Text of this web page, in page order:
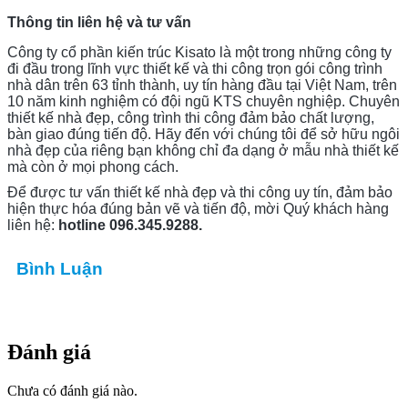
Thông tin liên hệ và tư vấn
Công ty cổ phần kiến trúc Kisato là một trong những công ty
đi đầu trong lĩnh vực thiết kế và thi công trọn gói công trình
nhà dân trên 63 tỉnh thành, uy tín hàng đầu tại Việt Nam, trên
10 năm kinh nghiệm có đội ngũ KTS chuyên nghiệp. Chuyên
thiết kế nhà đẹp, công trình thi công đảm bảo chất lượng,
bàn giao đúng tiến độ. Hãy đến với chúng tôi để sở hữu ngôi
nhà đẹp của riêng bạn không chỉ đa dạng ở mẫu nhà thiết kế
mà còn ở mọi phong cách.
Để được tư vấn thiết kế nhà đẹp và thi công uy tín, đảm bảo
hiện thực hóa đúng bản vẽ và tiến độ, mời Quý khách hàng
liên hệ: hotline 096.345.9288.
Bình Luận
Đánh giá
Chưa có đánh giá nào.